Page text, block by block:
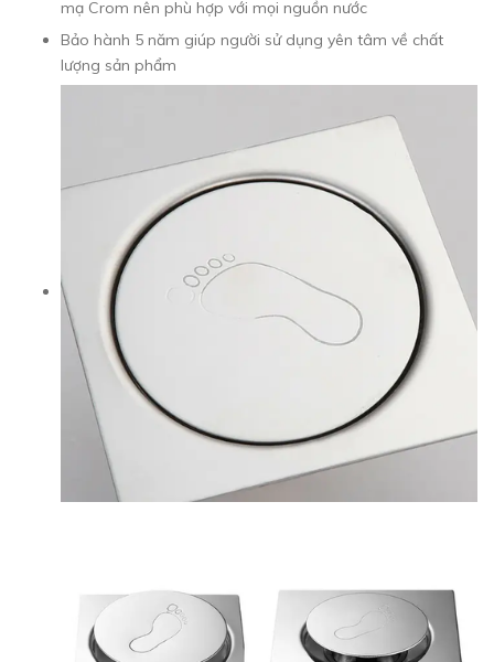
mạ Crom nên phù hợp với mọi nguồn nước
Bảo hành 5 năm giúp người sử dụng yên tâm về chất
lượng sản phẩm